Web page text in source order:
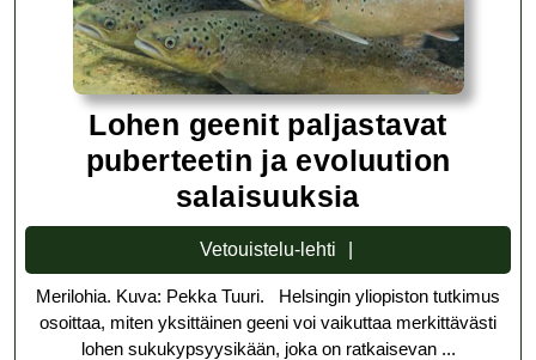
Lohen geenit paljastavat
puberteetin ja evoluution
salaisuuksiaLohen
geenit
paljastavat
puberteetin
ja
Vetouistelu-lehti
lehti
Merilohia. Kuva: Pekka Tuuri. Helsingin yliopiston tutkimus
osoittaa, miten yksittäinen geeni voi vaikuttaa merkittävästi
lohen sukukypsyysikään, joka on ratkaisevan ...